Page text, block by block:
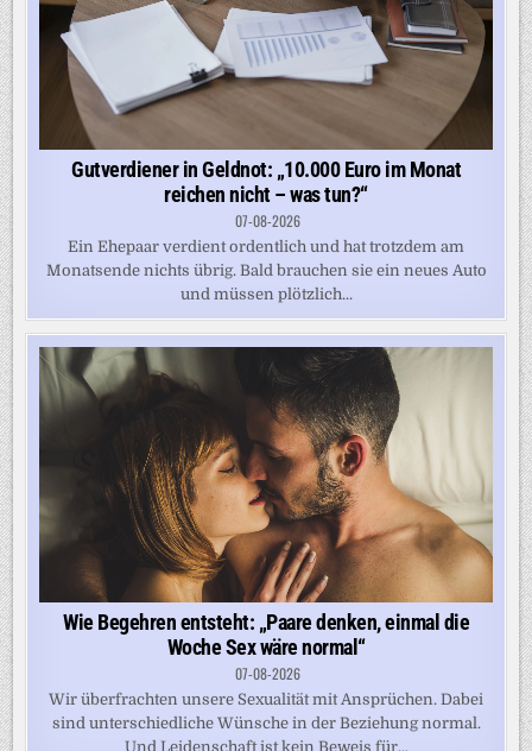
Gutverdiener in Geldnot: „10.000 Euro im Monat
reichen nicht – was tun?“
07-08-2026
Ein Ehepaar verdient ordentlich und hat trotzdem am
Monatsende nichts übrig. Bald brauchen sie ein neues Auto
und müssen plötzlich...
Wie Begehren entsteht: „Paare denken, einmal die
Woche Sex wäre normal“
07-08-2026
Wir überfrachten unsere Sexualität mit Ansprüchen. Dabei
sind unterschiedliche Wünsche in der Beziehung normal.
Und Leidenschaft ist kein Beweis für...